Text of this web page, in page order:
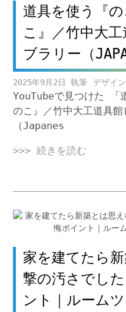
道具を使う『
こ』／竹中大
ブラリー（
2025年9月2日 デザイ
YouTubeで見つけた 「
のこ』／竹中大工道具
（Japanes
>>> 続きを読む
家を建てたら
撃の汚さでし
ント｜ルーム